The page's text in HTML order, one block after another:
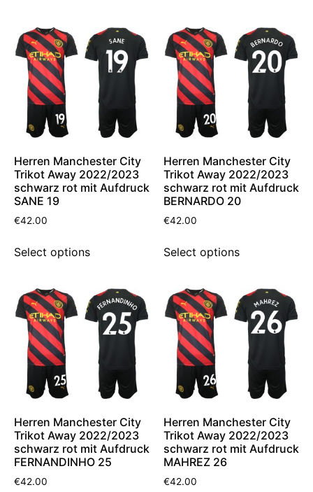
Herren Manchester City
Trikot Away 2022/2023
schwarz rot mit Aufdruck
SANE 19
€42.00
Select options
Herren Manchester City
Trikot Away 2022/2023
schwarz rot mit Aufdruck
BERNARDO 20
€42.00
Select options
Herren Manchester City
Trikot Away 2022/2023
schwarz rot mit Aufdruck
FERNANDINHO 25
€42.00
Herren Manchester City
Trikot Away 2022/2023
schwarz rot mit Aufdruck
MAHREZ 26
€42.00